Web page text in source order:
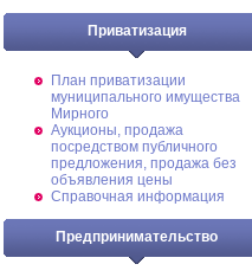
Приватизация
План приватизации
муниципального имущества
Мирного
Аукционы, продажа
посредством публичного
предложения, продажа без
объявления цены
Справочная информация
Предпринимательство